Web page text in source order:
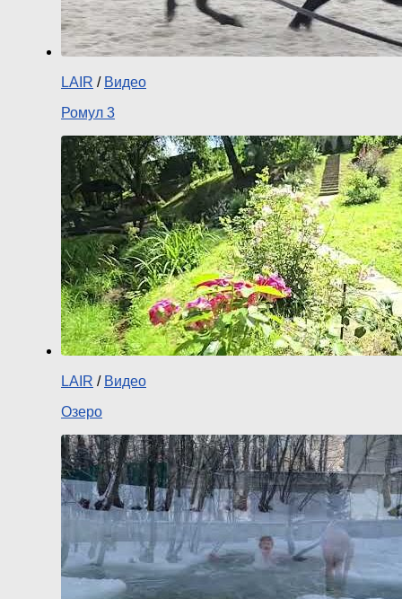
LAIR / Видео
Ромул 3
LAIR / Видео
Озеро